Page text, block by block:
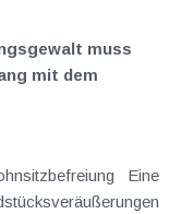
muss
mit dem
Eine